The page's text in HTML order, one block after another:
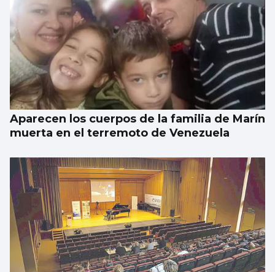
Aparecen los cuerpos de la familia de Marín
muerta en el terremoto de Venezuela